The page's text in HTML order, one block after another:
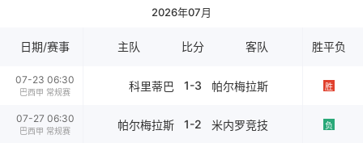
2026年07月
日期/赛事 主队 比分 客队 胜平负
07-23 06:30
巴西甲 常规赛 科里蒂巴 1-3 帕尔梅拉斯 胜
07-27 06:30
巴西甲 常规赛 帕尔梅拉斯 1-2 米内罗竞技 负